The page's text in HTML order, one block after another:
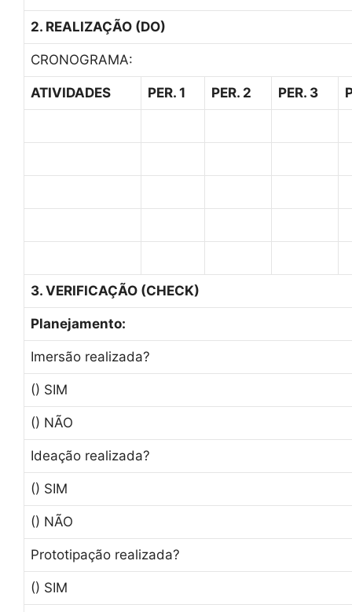
2. REALIZAÇÃO (DO)
CRONOGRAMA:
ATIVIDADES PER. 1 PER. 2 PER. 3
3. VERIFICAÇÃO (CHECK)
Planejamento:
Imersão realizada?
() SIM
() NÃO
Ideação realizada?
() SIM
() NÃO
Prototipação realizada?
() SIM